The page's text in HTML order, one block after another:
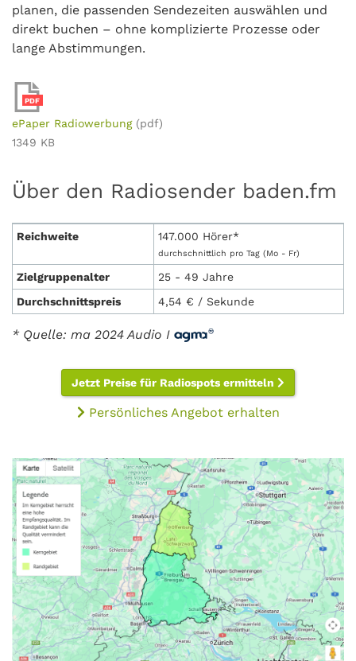
planen, die passenden Sendezeiten auswählen und
direkt buchen – ohne komplizierte Prozesse oder
lange Abstimmungen.
PDF
ePaper Radiowerbung (pdf)
1349 KB
Über den Radiosender baden.fm
Reichweite 147.000 Hörer*
durchschnittlich pro Tag (Mo - Fr)
Zielgruppenalter
25 - 49 Jahre
Durchschnittspreis
4,54 € / Sekunde
* Quelle: ma 2024 Audio I
Jetzt Preise für Radiospots ermitteln
Persönliches Angebot erhalten